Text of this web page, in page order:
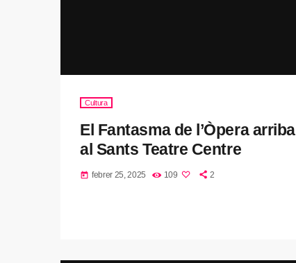
Cultura
El Fantasma de l’Òpera arriba
al Sants Teatre Centre
today febrer 25, 2025 109 2